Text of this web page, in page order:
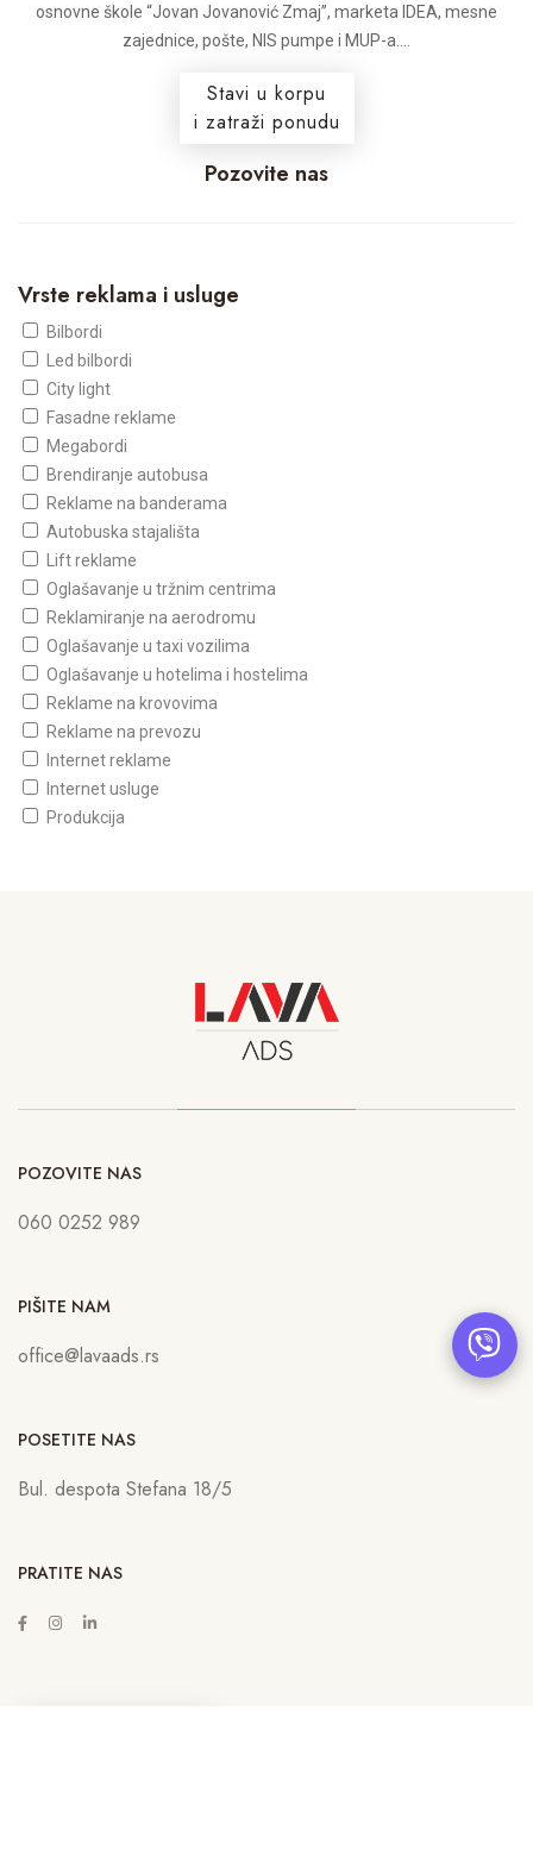
osnovne škole “Jovan Jovanović Zmaj”, marketa IDEA, mesne
zajednice, pošte, NIS pumpe i MUP-a....
Stavi u korpu
i zatraži ponudu
Pozovite nas
Vrste reklama i usluge
Bilbordi
Led bilbordi
City light
Fasadne reklame
Megabordi
Brendiranje autobusa
Reklame na banderama
Autobuska stajališta
Lift reklame
Oglašavanje u tržnim centrima
Reklamiranje na aerodromu
Oglašavanje u taxi vozilima
Oglašavanje u hotelima i hostelima
Reklame na krovovima
Reklame na prevozu
Internet reklame
Internet usluge
Produkcija
POZOVITE NAS
060 0252 989
PIŠITE NAM
office@lavaads.rs
POSETITE NAS
Bul. despota Stefana 18/5
PRATITE NAS